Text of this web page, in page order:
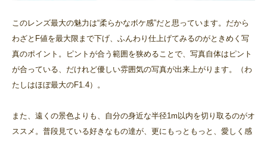
このレンズ最大の魅力は“柔らかなボケ感”だと思っています。だから
わざとF値を最大限まで下げ、ふんわり仕上げてみるのがときめく写
真のポイント。ピントが合う範囲を狭めることで、写真自体はピント
が合っている、だけれど優しい雰囲気の写真が出来上がります。（わ
たしはほぼ最大のF1.4）。
また、遠くの景色よりも、自分の身近な半径1m以内を切り取るのがオ
ススメ。普段見ている好きなもの達が、更にもっともっと、愛しく感